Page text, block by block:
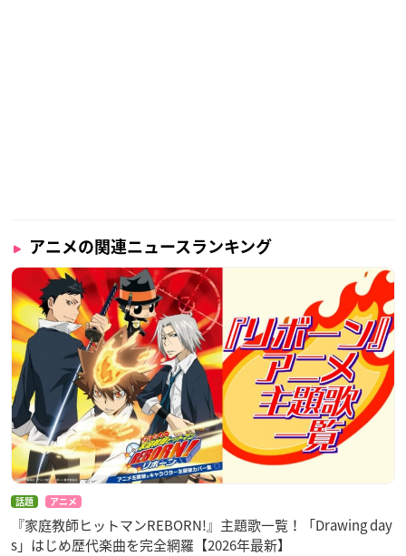
アニメの関連ニュースランキング
話題 アニメ
『家庭教師ヒットマンREBORN!』主題歌一覧！「Drawing day
s」はじめ歴代楽曲を完全網羅【2026年最新】